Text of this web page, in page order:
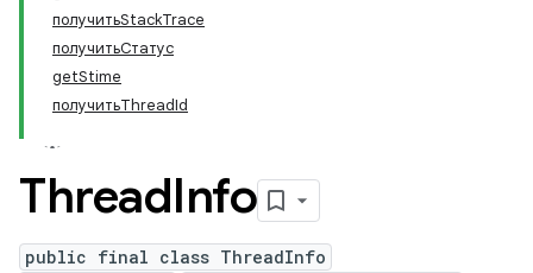
получитьStackTrace
получитьСтатус
getStime
получитьThreadId
ThreadInfo
public final class ThreadInfo